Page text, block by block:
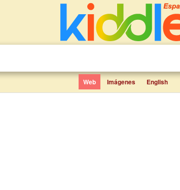
Web Imágenes English